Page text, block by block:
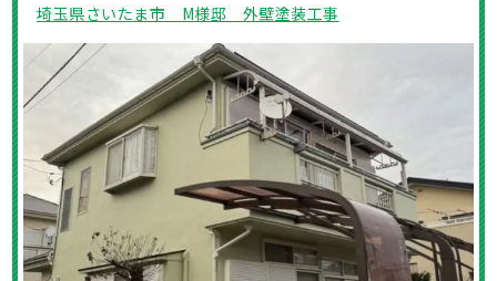
埼玉県さいたま市 M様邸 外壁塗装工事